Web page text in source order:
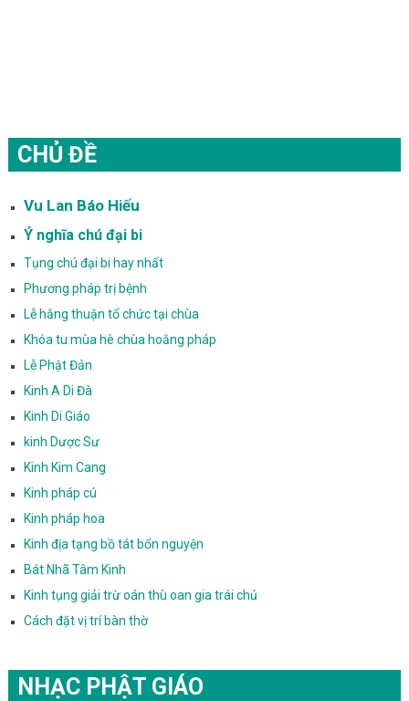
CHỦ ĐỀ
Vu Lan Báo Hiếu
Ý nghĩa chú đại bi
Tụng chú đại bi hay nhất
Phương pháp trị bệnh
Lễ hằng thuận tổ chức tại chùa
Khóa tu mùa hè chùa hoằng pháp
Lễ Phật Đản
Kinh A Di Đà
Kinh Di Giáo
kinh Dược Sư
Kinh Kim Cang
Kinh pháp cú
Kinh pháp hoa
Kinh địa tạng bồ tát bổn nguyện
Bát Nhã Tâm Kinh
Kinh tụng giải trừ oán thù oan gia trái chủ
Cách đặt vị trí bàn thờ
NHẠC PHẬT GIÁO